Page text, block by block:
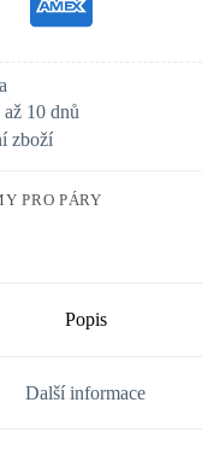
10 dnů
zboží
PRO PÁRY
Popis
Další informace